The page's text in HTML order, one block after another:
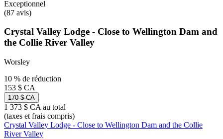
Exceptionnel
(87 avis)
Crystal Valley Lodge - Close to Wellington Dam and
the Collie River Valley
Worsley
10 % de réduction
153 $ CA
170 $ CA
1 373 $ CA au total
(taxes et frais compris)
Crystal Valley Lodge - Close to Wellington Dam and the Collie
River Valley